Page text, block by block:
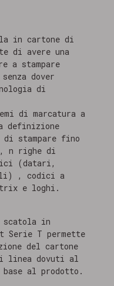
in cartone di
di avere una
a stampare
dover
di
di marcatura a
definizione
stampare fino
n righe di
(datari,
, codici a
e loghi.
scatola in
Serie T permette
del cartone
linea dovuti al
al prodotto.